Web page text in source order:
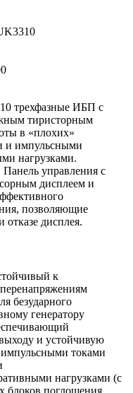
трехфазные ИБП с
тиристорным
в «плохих»
и импульсными
нагрузками.
Панель управления с
дисплеем и
позволяющие
дисплея.
к
безударного
генератору
и устойчивую
токами
нагрузками (с